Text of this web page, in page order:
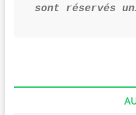
sont réservés